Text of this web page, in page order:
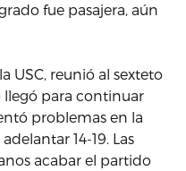
fue pasajera, aún
USC, reunió al sexteto
llegó para continuar
problemas en la
14-19. Las
acabar el partido